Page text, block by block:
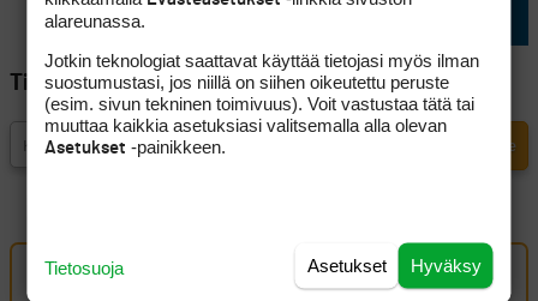
Tilaa Golfpisteen uutiskirje
alareunassa.
Jotkin teknologiat saattavat käyttää tietojasi myös ilman
suostumustasi, jos niillä on siihen oikeutettu peruste
(esim. sivun tekninen toimivuus). Voit vastustaa tätä tai
muuttaa kaikkia asetuksiasi valitsemalla alla olevan
Asetukset -painikkeen.
Hyväksy
Asetukset
Tietosuoja